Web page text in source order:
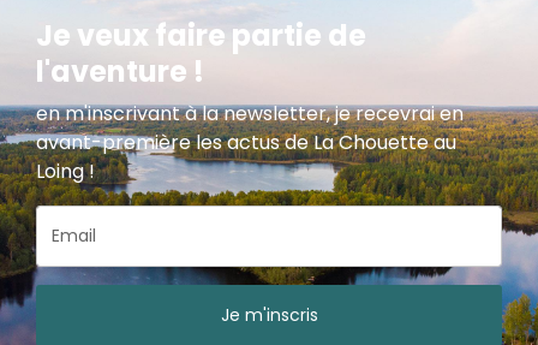
Je veux faire partie de
l'aventure !
en m'inscrivant à la newsletter, je recevrai en
avant-première les actus de La Chouette au
Loing !
Je m'inscris